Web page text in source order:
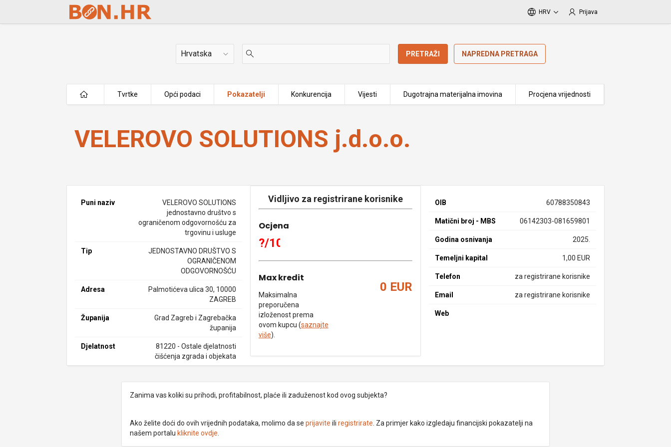
Skip to Main Content
HRV Prijava
Država PRETRAŽI NAPREDNA PRETRAGA
Tvrtke Opći podaci Pokazatelji Konkurencija Vijesti Dugotrajna materijalna imovina Procjena vrijednosti
VELEROVO SOLUTIONS j.d.o.o.
VELEROVO SOLUTIONS j.d.o.o.
Puni naziv
VELEROVO SOLUTIONS
jednostavno društvo s
ograničenom odgovornošću za
trgovinu i usluge
Tip
JEDNOSTAVNO DRUŠTVO S
OGRANIČENOM
ODGOVORNOŠĆU
Adresa
Palmotićeva ulica 30, 10000
ZAGREB
Županija
Grad Zagreb i Zagrebačka
županija
Djelatnost
81220 - Ostale djelatnosti
čišćenja zgrada i objekata
Vidljivo za registrirane korisnike
Ocjena
?/10
Max kredit
Maksimalna
preporučena
izloženost prema
ovom kupcu (saznajte
više).
0 EUR
OIB 60788350843
Matični broj - MBS 06142303-081659801
Godina osnivanja 2025.
Temeljni kapital 1,00 EUR
Telefon za registrirane korisnike
Email za registrirane korisnike
Web
Zanima vas koliki su prihodi, profitabilnost, plaće ili zaduženost kod ovog subjekta?
Ako želite doći do ovih vrijednih podataka, molimo da se prijavite ili registrirate . Za primjer kako izgledaju financijski pokazatelji na
našem portalu kliknite ovdje